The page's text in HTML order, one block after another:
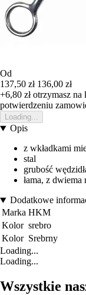
Od
137,50 zł 136,00 zł
+6,80 złotrzymasz na
potwierdzeniu
Loading...
Opis
z wkładkami
stal
grubość
łama, z
Dodatkowe
Marka HKM
Kolor srebro
Kolor Srebrny
Loading...
Loading...
Wszystkie